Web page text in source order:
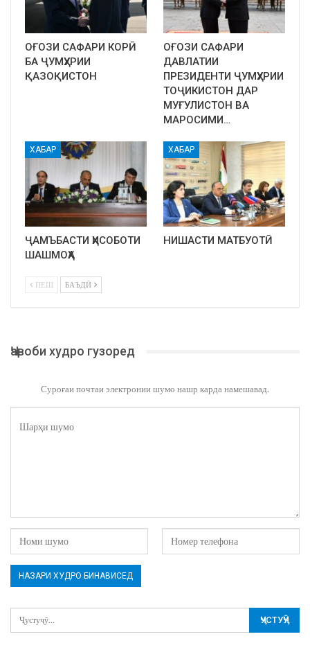
ОҒОЗИ САФАРИ КОРӢ
БА ҶУМҲУРИИ
ҚАЗОҚИСТОН
ОҒОЗИ САФАРИ
ДАВЛАТИИ
ПРЕЗИДЕНТИ ҶУМҲУРИИ
ТОҶИКИСТОН ДАР
МУҒУЛИСТОН ВА
МАРОСИМИ…
ХАБАР
ҶАМЪБАСТИ ҲИСОБОТИ
ШАШМОҲА
ХАБАР
НИШАСТИ МАТБУОТӢ
ПЕШ БАЪДӢ
Ҷавоби худро гузоред
Суроғаи почтаи электронии шумо нашр карда намешавад.